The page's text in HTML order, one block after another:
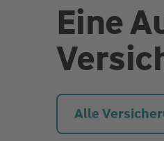
Eine
Alle